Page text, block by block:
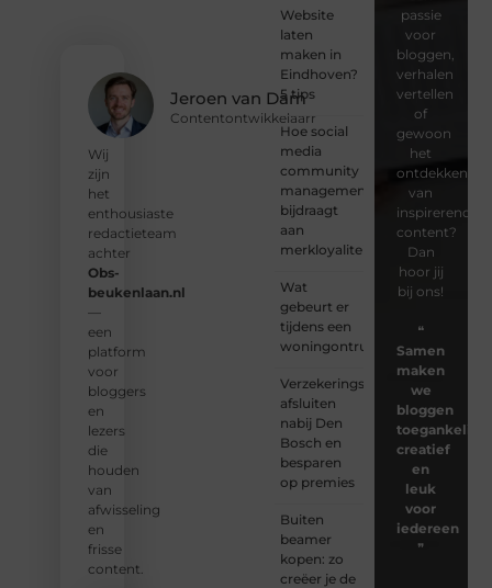
Jeroen van Dam
Contentontwikkelaarr
Wij
zijn
het
enthousiaste
redactieteam
achter
Obs-
beukenlaan.nl
—
een
platform
voor
bloggers
en
lezers
die
houden
van
afwisseling
en
frisse
content.
Website
laten
maken in
Eindhoven?
5 tips
Hoe social
media
community
management
bijdraagt
aan
merkloyaliteit
Wat
gebeurt er
tijdens een
woningontruiming?
Verzekeringspakket
afsluiten
nabij Den
Bosch en
besparen
op premies
Buiten
beamer
kopen: zo
creëer je de
passie
voor
bloggen,
verhalen
vertellen
of
gewoon
het
ontdekken
van
inspirerende
content?
Dan
hoor jij
bij ons!
❝
Samen
maken
we
bloggen
toegankelijk,
creatief
en
leuk
voor
iedereen
❞